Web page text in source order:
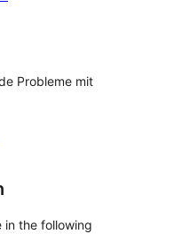
Probleme mit
in the following